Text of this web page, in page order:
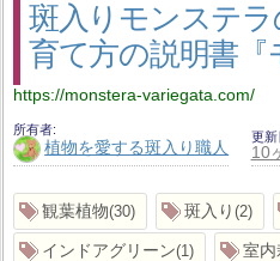
斑入りモンステラ
育て方の説明書『
https://monstera-variegata.com/
所有者
植物を愛する斑入り職人
更新
10
観葉植物 30 斑入り 2
インドアグリーン 1 室内